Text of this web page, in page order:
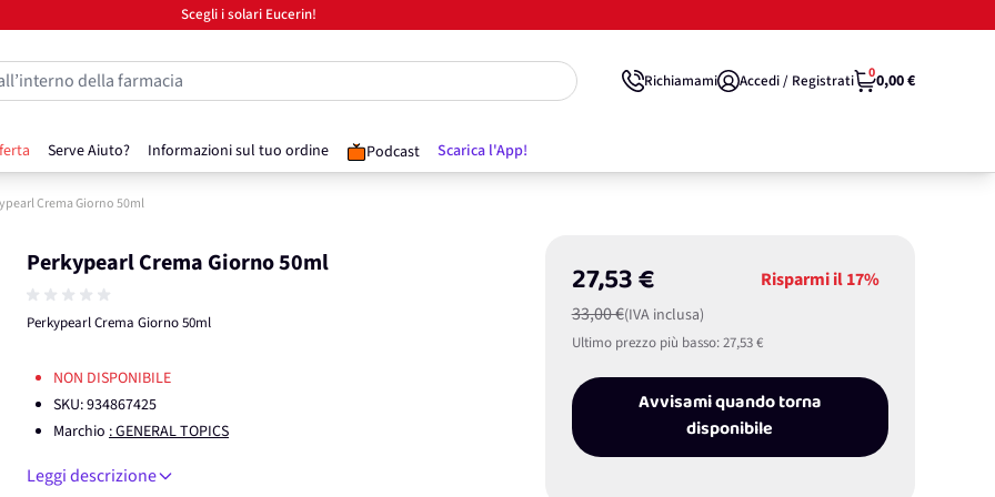
Scegli i solari Eucerin!
Serve Aiuto? Informazioni sul tuo ordine Podcast Scarica l'App!
della farmacia Richiamami Accedi / Registrati 00,00 €
Crema Giorno 50ml
Perkypearl Crema Giorno 50ml
Perkypearl Crema Giorno 50ml
27,53 €
33,00 €(IVA inclusa)
Risparmi il17%
Ultimo prezzo più basso:27,53 €
Avvisami quando torna
disponibile
NON DISPONIBILE
SKU:934867425
Marchio : GENERAL TOPICS
Leggi descrizione